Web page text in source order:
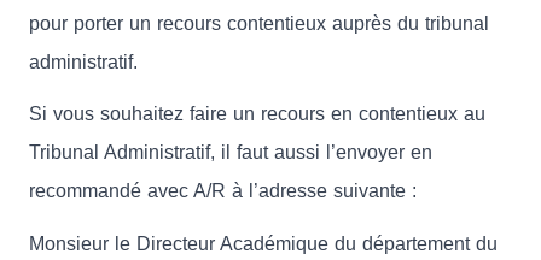
pour porter un recours contentieux auprès du tribunal
administratif.
Si vous souhaitez faire un recours en contentieux au
Tribunal Administratif, il faut aussi l’envoyer en
recommandé avec A/R à l’adresse suivante :
Monsieur le Directeur Académique du département du